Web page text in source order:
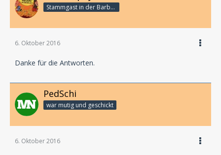
Stammgast in der Barbarabar
6. Oktober 2016
Danke für die Antworten.
PedSchi
war mutig und geschickt
6. Oktober 2016